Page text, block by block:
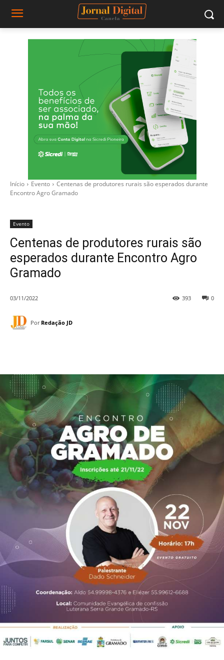
Início Evento
Centenas de produtores rurais são esperados durante
Encontro Agro Gramado
Evento
Centenas de produtores rurais são
esperados durante Encontro Agro
Gramado
03/11/2022 0
393
Por Redação JD